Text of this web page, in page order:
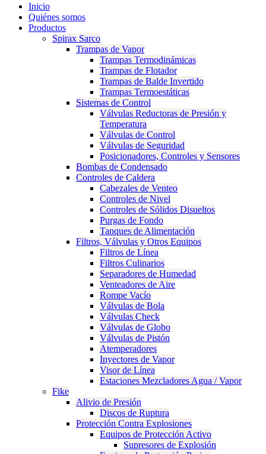
Inicio
Quiénes somos
Productos
Spirax Sarco
Trampas de Vapor
Trampas Termodinámicas
Trampas de Flotador
Trampas de Balde Invertido
Trampas Termoestáticas
Sistemas de Control
Válvulas Reductoras de Presión y
Temperatura
Válvulas de Control
Válvulas de Seguridad
Posicionadores, Controles y Sensores
Bombas de Condensado
Controles de Caldera
Cabezales de Venteo
Controles de Nivel
Controles de Sólidos Disueltos
Purgas de Fondo
Tanques de Alimentación
Filtros, Válvulas y Otros Equipos
Filtros de Línea
Filtros Culinarios
Separadores de Humedad
Venteadores de Aire
Rompe Vacío
Válvulas de Bola
Válvulas Check
Válvulas de Globo
Válvulas de Pistón
Atemperadores
Inyectores de Vapor
Visor de Línea
Estaciones Mezcladores Agua / Vapor
Fike
Alivio de Presión
Discos de Ruptura
Protección Contra Explosiones
Equipos de Protección Activo
Supresores de Explosión